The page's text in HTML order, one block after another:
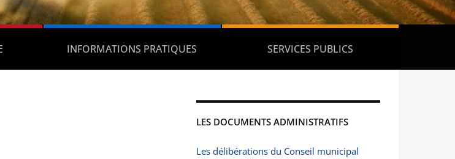
INFORMATIONS PRATIQUES SERVICES PUBLICS
LES DOCUMENTS ADMINISTRATIFS
Les délibérations du Conseil municipal